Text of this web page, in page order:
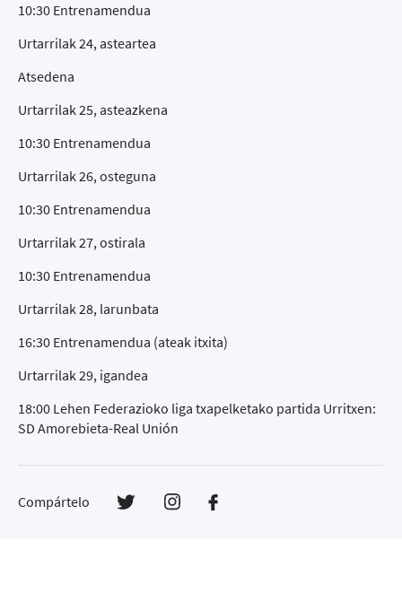
10:30 Entrenamendua
Urtarrilak 24, asteartea
Atsedena
Urtarrilak 25, asteazkena
10:30 Entrenamendua
Urtarrilak 26, osteguna
10:30 Entrenamendua
Urtarrilak 27, ostirala
10:30 Entrenamendua
Urtarrilak 28, larunbata
16:30 Entrenamendua (ateak itxita)
Urtarrilak 29, igandea
18:00 Lehen Federazioko liga txapelketako partida Urritxen:
SD Amorebieta-Real Unión
Compártelo